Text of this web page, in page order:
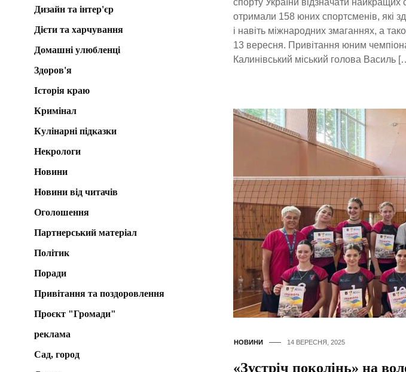
отримали 158 юних спортсменів, які
і навіть міжнародних змаганнях, а
13 вересня. Привітання юним
Калинівський міський голова Василь
НОВИНИ 14 ВЕРЕСНЯ, 2025
«Зустріч поколінь» на
Дизайн та інтер'єр
Дієти та харчування
Домашні улюбленці
Здоров'я
Історія краю
Кримінал
Кулінарні підказки
Некрологи
Новини
Новини від читачів
Оголошення
Партнерський матеріал
Політик
Поради
Привітання та поздоровлення
Проєкт "Громади"
реклама
Сад, город